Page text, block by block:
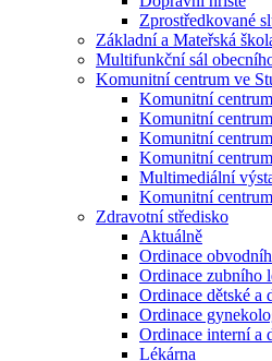
Zprostředkované
Základní a Mateřská
Multifunkční sál
Komunitní centrum ve
Komunitní
Komunitní
Komunitní
Komunitní
Multimediální
Komunitní
Zdravotní středisko
Aktuálně
Ordinace
Ordinace zubního
Ordinace dětské a
Ordinace
Ordinace interní a
Lékárna